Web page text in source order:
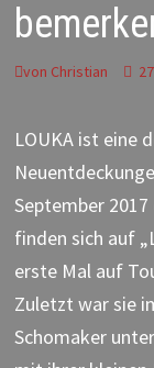
von Christian
LOUKA ist eine
September
finden sich auf
erste Mal auf
Zuletzt war sie
Schomaker